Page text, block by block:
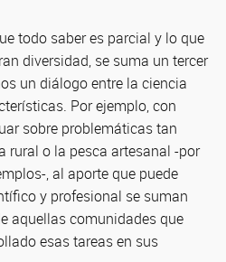
todo saber es parcial y lo que
diversidad, se suma un tercer
un diálogo entre la ciencia
Por ejemplo, con
sobre problemáticas tan
rural o la pesca artesanal -por
, al aporte que puede
y profesional se suman
aquellas comunidades que
esas tareas en sus